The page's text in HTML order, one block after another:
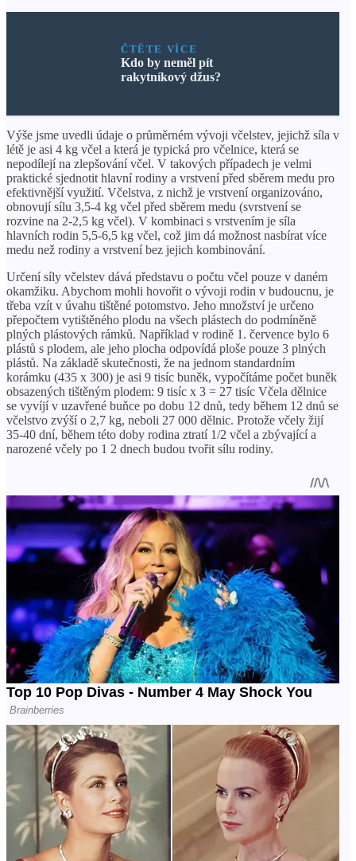
ČTĚTE VÍCE
Kdo by neměl pít
rakytníkový džus?
Výše jsme uvedli údaje o průměrném vývoji včelstev, jejichž síla v
létě je asi 4 kg včel a která je typická pro včelnice, která se
nepodílejí na zlepšování včel. V takových případech je velmi
praktické sjednotit hlavní rodiny a vrstvení před sběrem medu pro
efektivnější využití. Včelstva, z nichž je vrstvení organizováno,
obnovují sílu 3,5-4 kg včel před sběrem medu (svrstvení se
rozvine na 2-2,5 kg včel). V kombinaci s vrstvením je síla
hlavních rodin 5,5-6,5 kg včel, což jim dá možnost nasbírat více
medu než rodiny a vrstvení bez jejich kombinování.
Určení síly včelstev dává představu o počtu včel pouze v daném
okamžiku. Abychom mohli hovořit o vývoji rodin v budoucnu, je
třeba vzít v úvahu tištěné potomstvo. Jeho množství je určeno
přepočtem vytištěného plodu na všech plástech do podmíněně
plných plástových rámků. Například v rodině 1. července bylo 6
plástů s plodem, ale jeho plocha odpovídá ploše pouze 3 plných
plástů. Na základě skutečnosti, že na jednom standardním
korámku (435 x 300) je asi 9 tisíc buněk, vypočítáme počet buněk
obsazených tištěným plodem: 9 tisíc x 3 = 27 tisíc Včela dělnice
se vyvíjí v uzavřené buňce po dobu 12 dnů, tedy během 12 dnů se
včelstvo zvýší o 2,7 kg, neboli 27 000 dělnic. Protože včely žijí
35-40 dní, během této doby rodina ztratí 1/2 včel a zbývající a
narozené včely po 1 2 dnech budou tvořit sílu rodiny.